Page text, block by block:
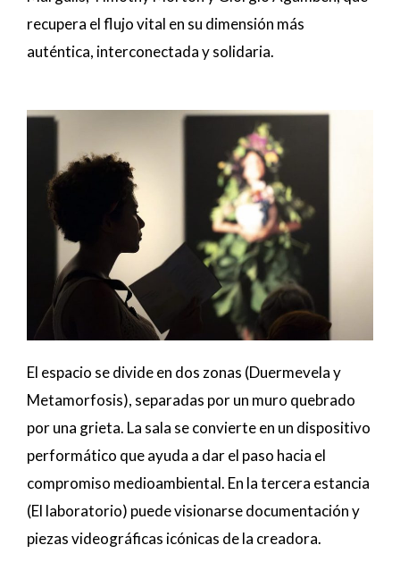
recupera el flujo vital en su dimensión más
auténtica, interconectada y solidaria.
El espacio se divide en dos zonas (Duermevela y
Metamorfosis), separadas por un muro quebrado
por una grieta. La sala se convierte en un dispositivo
performático que ayuda a dar el paso hacia el
compromiso medioambiental. En la tercera estancia
(El laboratorio) puede visionarse documentación y
piezas videográficas icónicas de la creadora.